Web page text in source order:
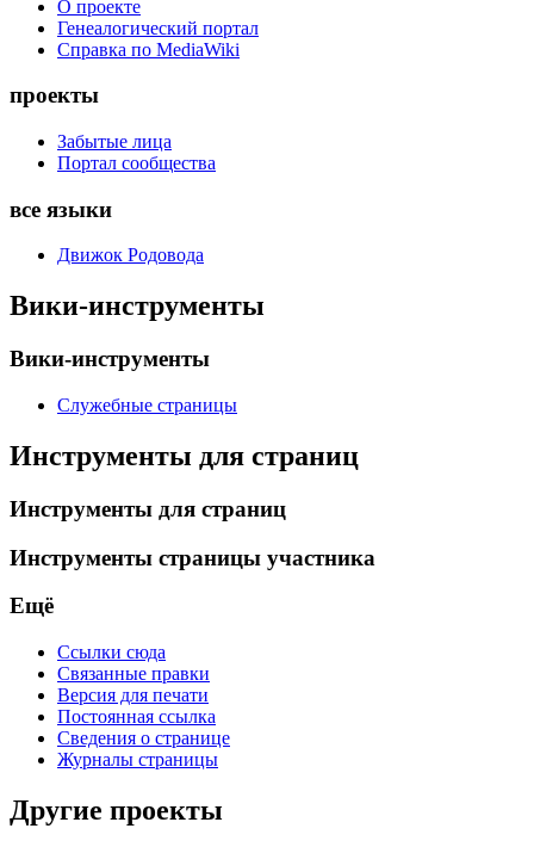
О проекте
Генеалогический портал
Справка по MediaWiki
проекты
Забытые лица
Портал сообщества
все языки
Движок Родовода
Вики-инструменты
Вики-инструменты
Служебные страницы
Инструменты для страниц
Инструменты для страниц
Инструменты страницы участника
Ещё
Ссылки сюда
Связанные правки
Версия для печати
Постоянная ссылка
Сведения о странице
Журналы страницы
Другие проекты